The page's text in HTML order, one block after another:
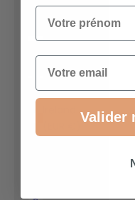
Indonesia
(EUR €)
Iraq (EUR
Votre prénom
Email
Valider